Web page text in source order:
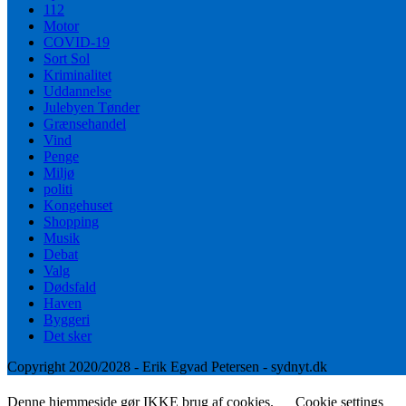
112
Motor
COVID-19
Sort Sol
Kriminalitet
Uddannelse
Julebyen Tønder
Grænsehandel
Vind
Penge
Miljø
politi
Kongehuset
Shopping
Musik
Debat
Valg
Dødsfald
Haven
Byggeri
Det sker
Copyright 2020/2028 - Erik Egvad Petersen - sydnyt.dk
Denne hjemmeside gør IKKE brug af cookies. Cookie settings